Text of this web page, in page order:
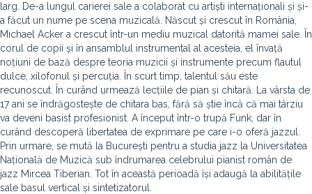
larg. De-a lungul carierei sale a colaborat cu artiști internaționali și și-
a făcut un nume pe scena muzicală. Născut și crescut în România,
Michael Acker a crescut într-un mediu muzical datorită mamei sale. În
corul de copii și în ansamblul instrumental al acesteia, el învață
noțiuni de bază despre teoria muzicii și instrumente precum flautul
dulce, xilofonul și percuția. În scurt timp, talentul său este
recunoscut. În curând urmează lecțiile de pian și chitară. La vârsta de
17 ani se îndrăgostește de chitara bas, fără să știe încă că mai târziu
va deveni basist profesionist. A început într-o trupă Funk, dar în
curând descoperă libertatea de exprimare pe care i-o oferă jazzul.
Prin urmare, se mută la București pentru a studia jazz la Universitatea
Națională de Muzică sub îndrumarea celebrului pianist român de
jazz Mircea Tiberian. Tot în această perioadă își adaugă la abilitățile
sale basul vertical și sintetizatorul.